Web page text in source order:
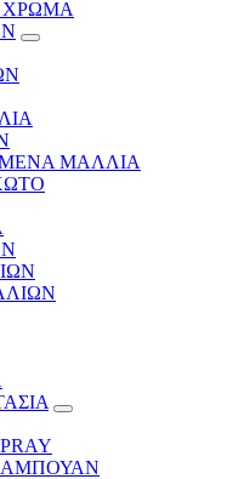
ΧΡΩΜΑ
ΜΑΛΛΙΑ